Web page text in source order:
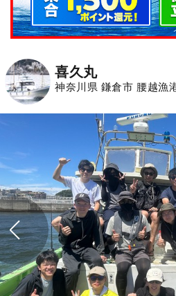
喜久丸
神奈川県 鎌倉市 腰越漁